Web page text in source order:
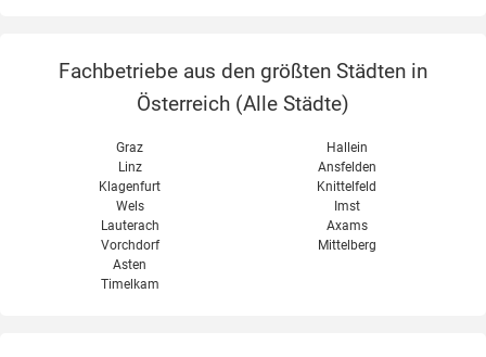
Fachbetriebe aus den größten Städten in
Österreich (Alle Städte)
Graz
Linz
Klagenfurt
Wels
Hallein
Ansfelden
Knittelfeld
Imst
Lauterach
Vorchdorf
Asten
Timelkam
Axams
Mittelberg